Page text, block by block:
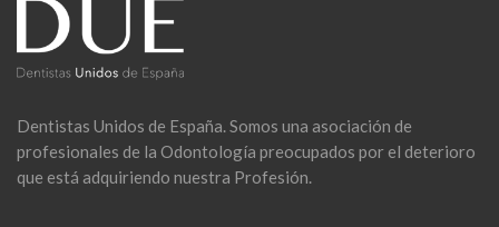
Dentistas Unidos de España. Somos una asociación de
profesionales de la Odontología preocupados por el deterioro
que está adquiriendo nuestra Profesión.